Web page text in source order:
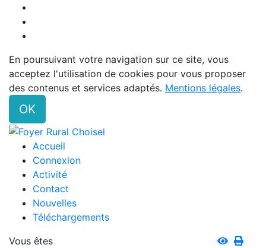
En poursuivant votre navigation sur ce site, vous
acceptez l'utilisation de cookies pour vous proposer
des contenus et services adaptés. Mentions légales.
OK
Accueil
Connexion
Activité
Contact
Nouvelles
Téléchargements
Vous êtes